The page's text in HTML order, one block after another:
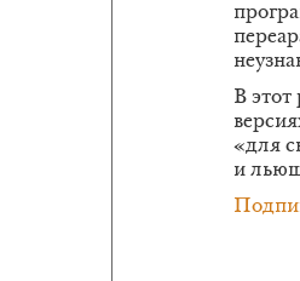
В
«для
и